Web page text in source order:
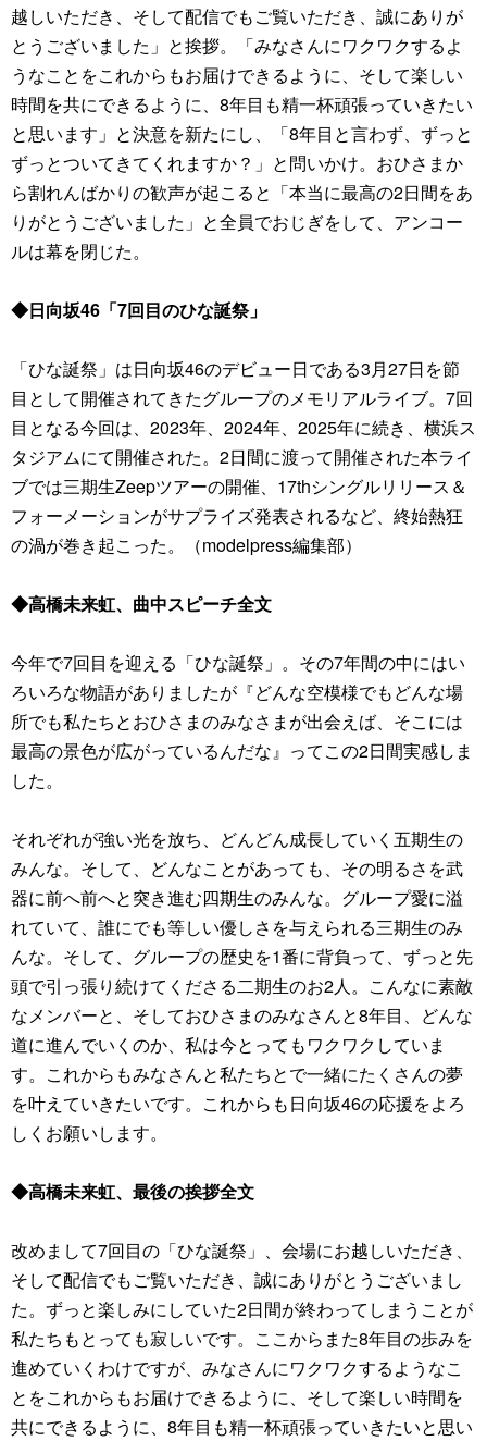
越しいただき、そして配信でもご覧いただき、誠にありが
とうございました」と挨拶。「みなさんにワクワクするよ
うなことをこれからもお届けできるように、そして楽しい
時間を共にできるように、8年目も精一杯頑張っていきたい
と思います」と決意を新たにし、「8年目と言わず、ずっと
ずっとついてきてくれますか？」と問いかけ。おひさまか
ら割れんばかりの歓声が起こると「本当に最高の2日間をあ
りがとうございました」と全員でおじぎをして、アンコー
ルは幕を閉じた。
◆日向坂46「7回目のひな誕祭」
「ひな誕祭」は日向坂46のデビュー日である3月27日を節
目として開催されてきたグループのメモリアルライブ。7回
目となる今回は、2023年、2024年、2025年に続き、横浜ス
タジアムにて開催された。2日間に渡って開催された本ライ
ブでは三期生Zeepツアーの開催、17thシングルリリース＆
フォーメーションがサプライズ発表されるなど、終始熱狂
の渦が巻き起こった。（modelpress編集部）
◆高橋未来虹、曲中スピーチ全文
今年で7回目を迎える「ひな誕祭」。その7年間の中にはい
ろいろな物語がありましたが『どんな空模様でもどんな場
所でも私たちとおひさまのみなさまが出会えば、そこには
最高の景色が広がっているんだな』ってこの2日間実感しま
した。
それぞれが強い光を放ち、どんどん成長していく五期生の
みんな。そして、どんなことがあっても、その明るさを武
器に前へ前へと突き進む四期生のみんな。グループ愛に溢
れていて、誰にでも等しい優しさを与えられる三期生のみ
んな。そして、グループの歴史を1番に背負って、ずっと先
頭で引っ張り続けてくださる二期生のお2人。こんなに素敵
なメンバーと、そしておひさまのみなさんと8年目、どんな
道に進んでいくのか、私は今とってもワクワクしていま
す。これからもみなさんと私たちとで一緒にたくさんの夢
を叶えていきたいです。これからも日向坂46の応援をよろ
しくお願いします。
◆高橋未来虹、最後の挨拶全文
改めまして7回目の「ひな誕祭」、会場にお越しいただき、
そして配信でもご覧いただき、誠にありがとうございまし
た。ずっと楽しみにしていた2日間が終わってしまうことが
私たちもとっても寂しいです。ここからまた8年目の歩みを
進めていくわけですが、みなさんにワクワクするようなこ
とをこれからもお届けできるように、そして楽しい時間を
共にできるように、8年目も精一杯頑張っていきたいと思い